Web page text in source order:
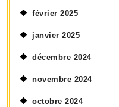
février 2025
janvier 2025
décembre 2024
novembre 2024
octobre 2024